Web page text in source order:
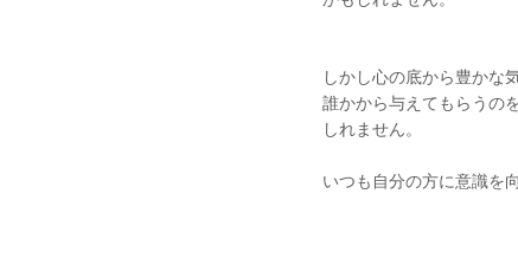
しかし心の底から豊かな
誰かから与えてもらうの
しれません。
いつも自分の方に意識を